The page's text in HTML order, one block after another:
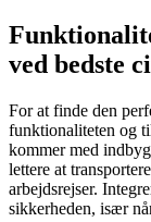
ved bedste
For at finde den
funktionaliteten og
kommer med
lettere at
arbejdsrejser.
sikkerheden, især